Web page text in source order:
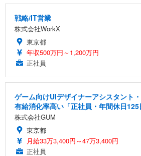
戦略/IT営業
株式会社WorkX
東京都
年収500万円～1,200万円
正社員
ゲーム向けUIデザイナーアシスタント
有給消化率高い「正社員・年間休日
株式会社GUM
東京都
月給33万3,400円～47万3,400円
正社員